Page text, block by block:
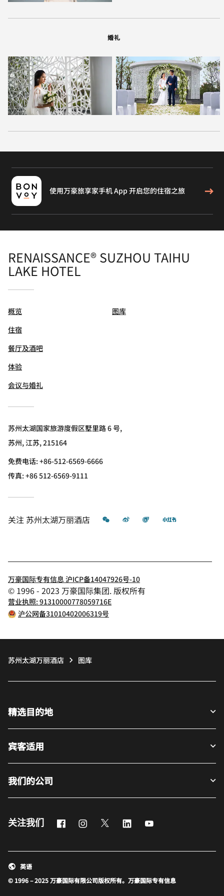
婚礼
使用万豪旅享家手机 App 开启您的住宿之旅
RENAISSANCE® SUZHOU TAIHU
LAKE HOTEL
概览
住宿
餐厅及酒吧
体验
会议与婚礼
图库
苏州太湖国家旅游度假区墅里路 6 号,
苏州, 江苏, 215164
免费电话:+86-512-6569-6666
传真:+86 512-6569-9111
关注 苏州太湖万丽酒店 微信 微博 飞猪 小红书
万豪国际专有信息 沪ICP备14047926号-10
© 1996 - 2023 万豪国际集团. 版权所有
营业执照: 91310000778059716E
沪公网备31010402006319号
苏州太湖万丽酒店 图库
精选目的地
宾客适用
我们的公司
关注我们 FacebookInstagram
Twitter LinkedIn
© 1996 – 2025 万豪国际有限公司版权所有。万豪国际专有信息
英语